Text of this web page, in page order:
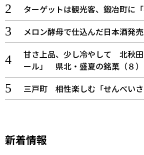
ターゲットは観光客、鍛冶町に「
メロン酵母で仕込んだ日本酒発
甘さ上品、少し冷やして 北秋
ール」 県北・盛夏の銘菓（８）
三戸町 相性楽しむ「せんべいさ
新着情報